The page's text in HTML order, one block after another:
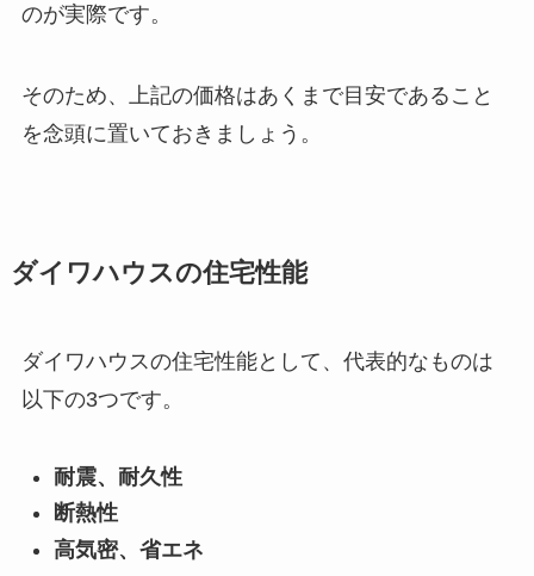
のが実際です。
そのため、上記の価格はあくまで目安であること
を念頭に置いておきましょう。
ダイワハウスの住宅性能
ダイワハウスの住宅性能として、代表的なものは
以下の3つです。
耐震、耐久性
断熱性
高気密、省エネ